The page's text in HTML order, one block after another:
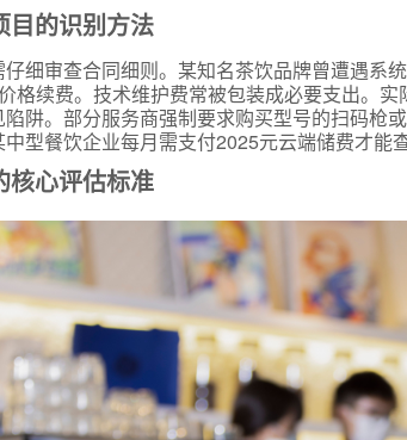
目的识别方法
细审查合同细则。某知名茶饮品牌曾遭遇系
格续费。技术维护费常被包装成必要支出。
阱。部分服务商强制要求购买型号的扫码枪
型餐饮企业每月需支付2025元云端储费才能
核心评估标准